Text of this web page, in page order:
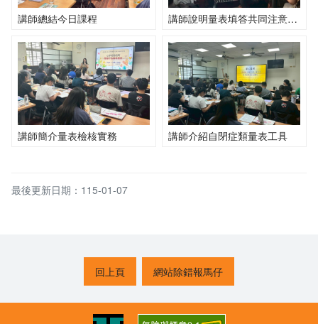
講師總結今日課程 講師說明量表填答共同注意事項
講師簡介量表檢核實務 講師介紹自閉症類量表工具
最後更新日期：115-01-07
回上頁 網站除錯報馬仔